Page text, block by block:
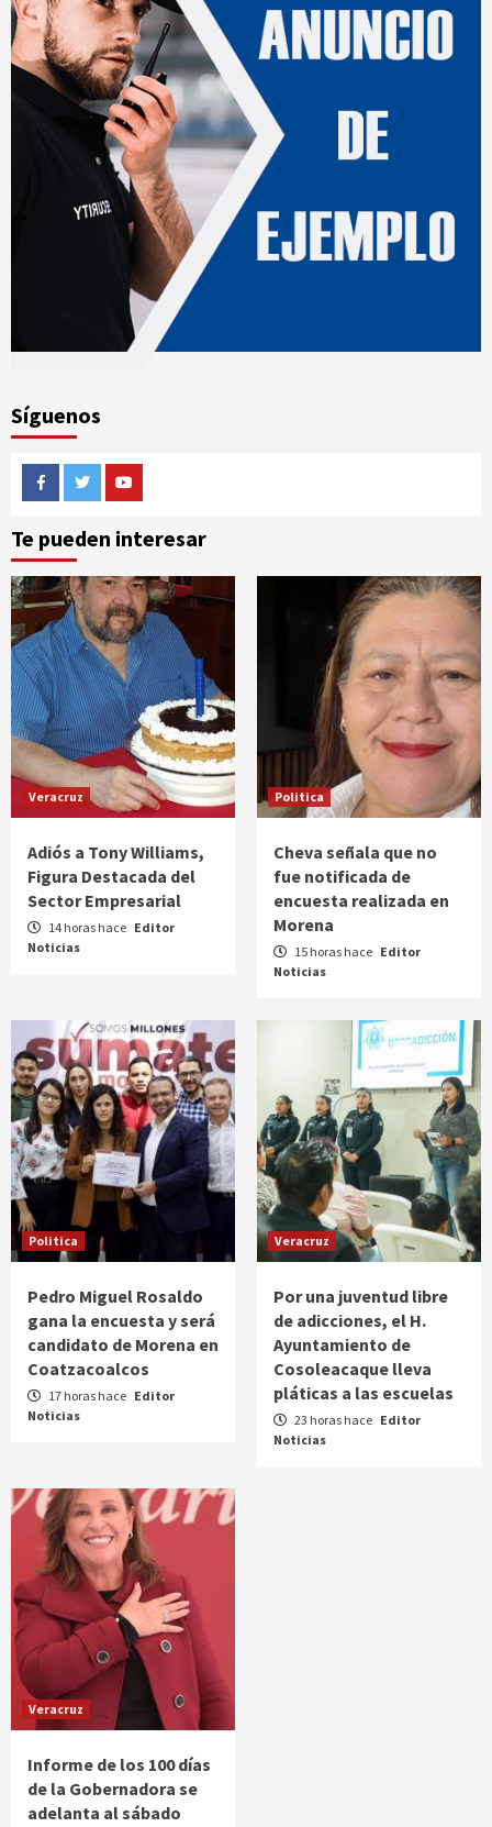
Síguenos
FacebookTwitterYoutube
Te pueden interesar
Veracruz
Adiós a Tony Williams,
Figura Destacada del
Sector Empresarial
14 horas hace Editor
Noticias
Politica
Cheva señala que no
fue notificada de
encuesta realizada en
Morena
15 horas hace Editor
Noticias
Politica
Pedro Miguel Rosaldo
gana la encuesta y será
candidato de Morena en
Coatzacoalcos
17 horas hace Editor
Noticias
Veracruz
Por una juventud libre
de adicciones, el H.
Ayuntamiento de
Cosoleacaque lleva
pláticas a las escuelas
23 horas hace Editor
Noticias
Veracruz
Informe de los 100 días
de la Gobernadora se
adelanta al sábado